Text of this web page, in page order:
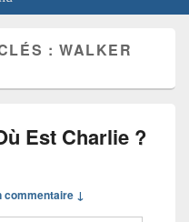
:WALKER
Est Charlie ?
commentaire ↓